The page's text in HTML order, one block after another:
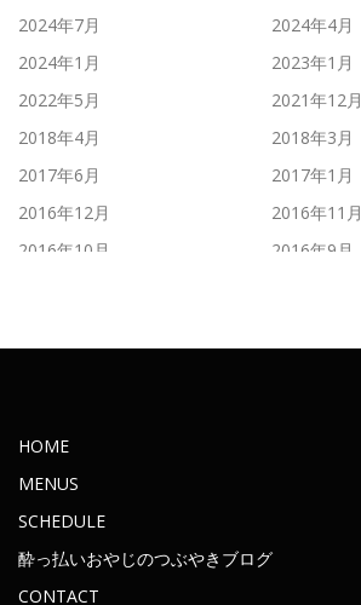
2024年7月
2024年4月
2024年1月
2023年1月
2022年5月
2021年12月
2018年4月
2018年3月
2017年6月
2017年1月
2016年12月
2016年11月
2016年10月
2016年9月
2015年11月
2015年9月
2015年7月
2015年5月
2015年4月
2015年3月
HOME
MENUS
SCHEDULE
酔っ払いおやじのつぶやきブログ
CONTACT